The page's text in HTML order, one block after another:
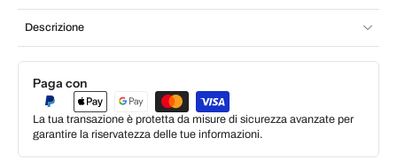
Descrizione
Paga con
La tua transazione è protetta da misure di sicurezza avanzate per
garantire la riservatezza delle tue informazioni.